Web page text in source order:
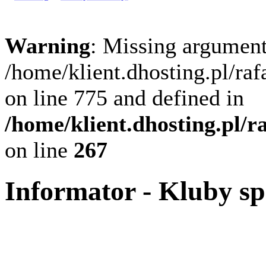
Warning: Missing
/home/klient.dhosting.pl/
on line 775 and defined in
/home/klient.dhosting.pl/
on line 267
Informator - Kluby